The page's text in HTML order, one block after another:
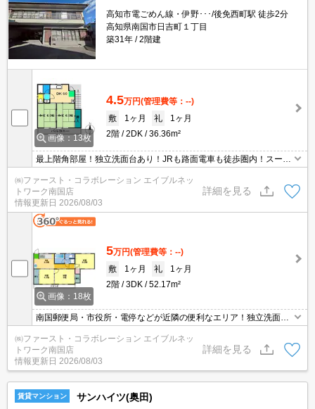
高知市電ごめん線・伊野･･･/後免西町駅 徒歩2分
高知県南国市日吉町１丁目
築31年
2階建
画像：13枚
4.5万円(管理費等：--)
敷
1ヶ月 礼
1ヶ月
2階
2DK 36.36m²
最上階角部屋！独立洗面台あり！JRも路面電車も徒歩圏内！スーパ
ーも歩いてすぐ！
㈱ファースト・コラボレーション エイブルネッ
トワーク南国店
情報更新日 2026/08/03
詳細を見る
画像：18枚
5万円(管理費等：--)
敷
1ヶ月 礼
1ヶ月
2階
3DK 52.17m²
南国郵便局・市役所・電停などが近隣の便利なエリア！独立洗面台
＆室内洗濯機置場のあるゆったり3DK！
㈱ファースト・コラボレーション エイブルネッ
トワーク南国店
情報更新日 2026/08/03
詳細を見る
賃貸マンション サンハイツ(奥田)